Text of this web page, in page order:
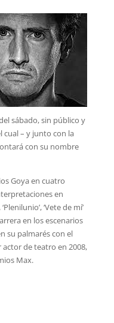
sábado, sin público y
cual – y junto con la
con su nombre
Goya en cuatro
en
‘Vete de mí’
en los escenarios
su palmarés con el
de teatro en 2008,
Max.